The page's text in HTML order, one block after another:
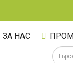
ЗА НАС